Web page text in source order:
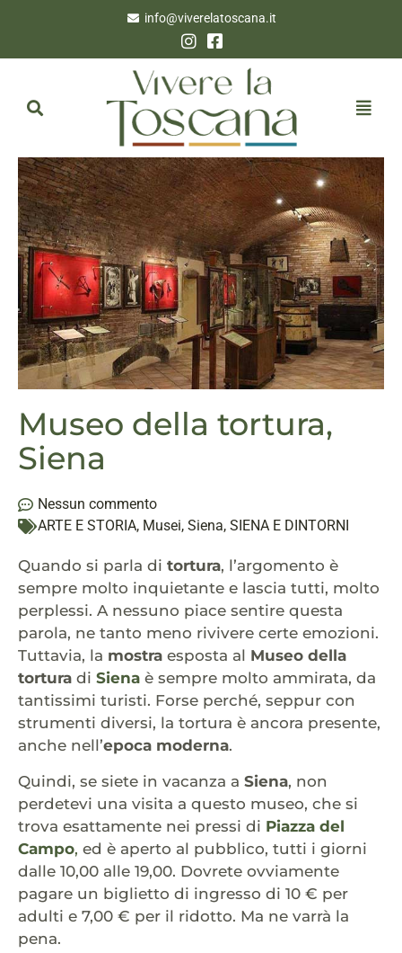
info@viverelatoscana.it
Museo della tortura,
Siena
Nessun commento
ARTE E STORIA, Musei, Siena, SIENA E DINTORNI
Quando si parla di tortura, l’argomento è
sempre molto inquietante e lascia tutti, molto
perplessi. A nessuno piace sentire questa
parola, ne tanto meno rivivere certe emozioni.
Tuttavia, la mostra esposta al Museo della
tortura di Siena è sempre molto ammirata, da
tantissimi turisti. Forse perché, seppur con
strumenti diversi, la tortura è ancora presente,
anche nell’epoca moderna.
Quindi, se siete in vacanza a Siena, non
perdetevi una visita a questo museo, che si
trova esattamente nei pressi di Piazza del
Campo, ed è aperto al pubblico, tutti i giorni
dalle 10,00 alle 19,00. Dovrete ovviamente
pagare un biglietto di ingresso di 10 € per
adulti e 7,00 € per il ridotto. Ma ne varrà la
pena.